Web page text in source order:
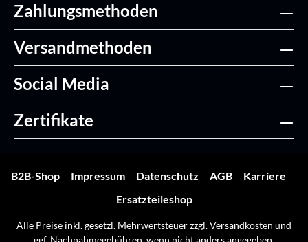
Zahlungsmethoden
Versandmethoden
Social Media
Zertifikate
B2B-Shop Impressum Datenschutz AGB
Karriere
Ersatzteileshop
Alle Preise inkl. gesetzl. Mehrwertsteuer zzgl.Versandkosten und
ggf. Nachnahmegebühren, wenn nicht anders angegeben.